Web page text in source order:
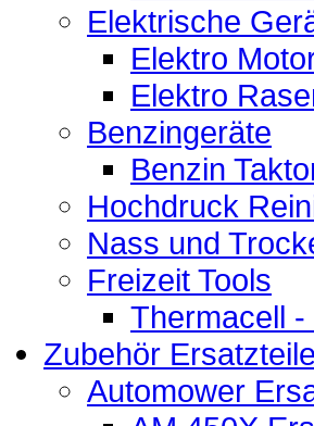
Elektrische
Elektro
Elektro
Benzingeräte
Benzin
Hochdruck
Nass und
Freizeit Tools
Thermacell
Zubehör Ersatzteile
Automower